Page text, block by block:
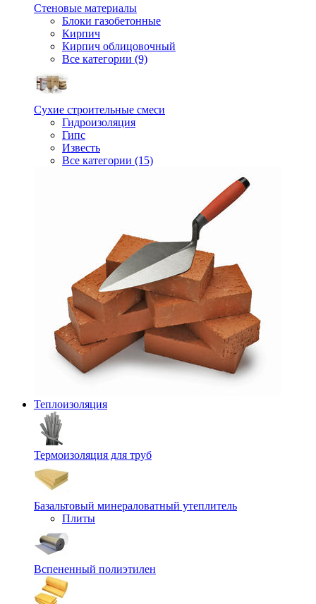
Стеновые материалы
Блоки газобетонные
Кирпич
Кирпич облицовочный
Все категории (9)
Сухие строительные смеси
Гидроизоляция
Гипс
Известь
Все категории (15)
Теплоизоляция
Термоизоляция для труб
Базальтовый минераловатный утеплитель
Плиты
Вспененный полиэтилен